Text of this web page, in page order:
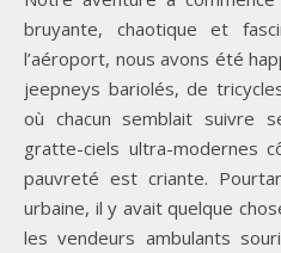
bruyante, chaotique et
l’aéroport, nous avons été
jeepneys bariolés, de
où chacun semblait suivre
gratte-ciels ultra-modernes
pauvreté est criante.
urbaine, il y avait quelque
les vendeurs ambulants